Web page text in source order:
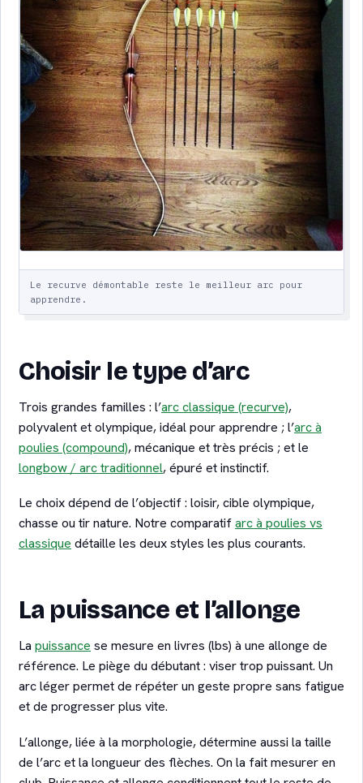
Le recurve démontable reste le meilleur arc pour
apprendre.
Choisir le type d’arc
Trois grandes familles : l’arc classique (recurve),
polyvalent et olympique, idéal pour apprendre ; l’arc à
poulies (compound), mécanique et très précis ; et le
longbow / arc traditionnel, épuré et instinctif.
Le choix dépend de l’objectif : loisir, cible olympique,
chasse ou tir nature. Notre comparatifarc à poulies vs
classique détaille les deux styles les plus courants.
La puissance et l’allonge
La puissance se mesure en livres (lbs) à une allonge de
référence. Le piège du débutant : viser trop puissant. Un
arc léger permet de répéter un geste propre sans fatigue
et de progresser plus vite.
L’allonge, liée à la morphologie, détermine aussi la taille
de l’arc et la longueur des flèches. On la fait mesurer en